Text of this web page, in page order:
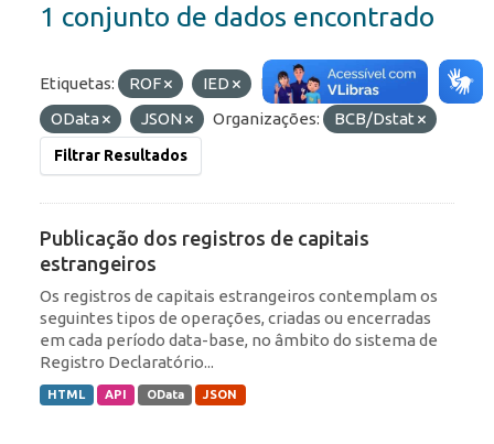
1 conjunto de dados encontrado
Etiquetas: ROF IED Formatos:
API
OData
JSON Organizações: BCB/Dstat
Filtrar Resultados
Publicação dos registros de capitais
estrangeiros
Os registros de capitais estrangeiros contemplam os
seguintes tipos de operações, criadas ou encerradas
em cada período data-base, no âmbito do sistema de
Registro Declaratório...
HTML API OData JSON